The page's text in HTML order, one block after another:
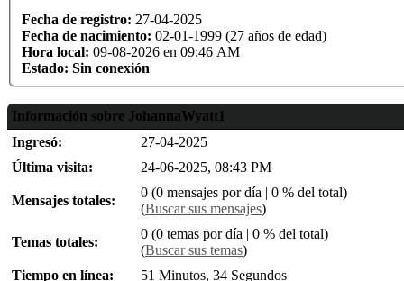
Fecha de registro: 27-04-2025
Fecha de nacimiento: 02-01-1999 (27 años de edad)
Hora local: 09-08-2026 en 09:46 AM
Estado: Sin conexión
Información sobre JohannaWyatt1
Ingresó:
27-04-2025
Última visita:
24-06-2025, 08:43 PM
Mensajes totales:
0 (0 mensajes por día | 0 % del total)
(Buscar sus mensajes)
Temas totales:
0 (0 temas por día | 0 % del total)
(Buscar sus temas)
Tiempo en línea:
51 Minutos, 34 Segundos